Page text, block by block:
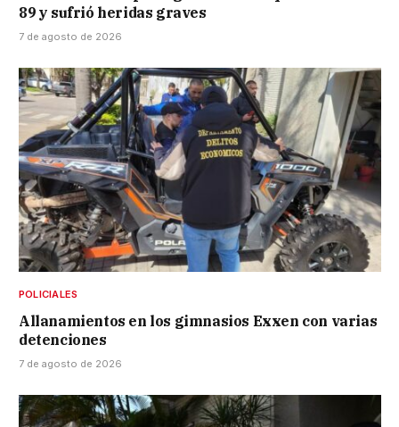
89 y sufrió heridas graves
7 de agosto de 2026
POLICIALES
Allanamientos en los gimnasios Exxen con varias
detenciones
7 de agosto de 2026